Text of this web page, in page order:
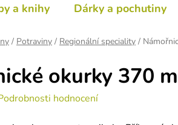
a knihy Dárky a pochutiny
/ Potraviny / Regionální speciality /
okurky 370
hodnocení